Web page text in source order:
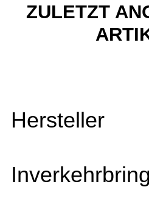
ZULETZT
Hersteller